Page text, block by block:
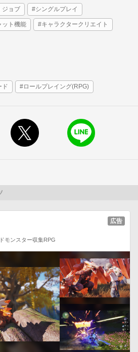
(クエスト)を受けることができる
引き連れてクエストをクリアーして
・・
を得やすいが、その分リスクも高い。
ジョブ #シングルプレイ
ット機能 #キャラクタークリエイト
ド #ロールプレイング(RPG)
モンスター収集RPG
広告